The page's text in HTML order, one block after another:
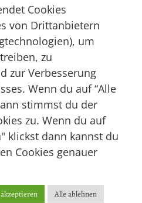
Cookies
von Drittanbietern
um
zu
zur Verbesserung
Wenn du auf “Alle
stimmst du der
zu. Wenn du auf
klickst dann kannst du
Cookies genauer
Alle ablehnen